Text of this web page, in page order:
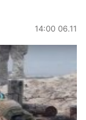
14:00 06.11